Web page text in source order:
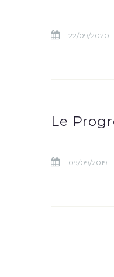
22/09/2020
Le
09/09/2019